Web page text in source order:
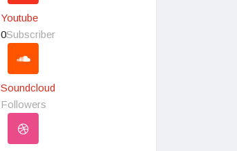
Youtube
0Subscriber
Soundcloud
Followers